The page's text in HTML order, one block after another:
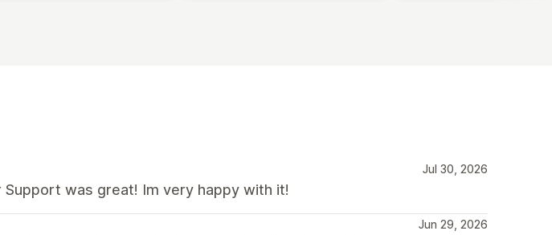
Jul 30, 2026
was great! Im very happy with it!
Jun 29, 2026